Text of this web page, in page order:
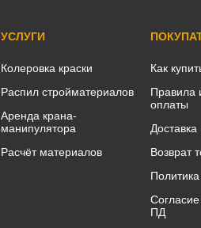
УСЛУГИ
Колеровка краски
Распил стройматериалов
Аренда крана-
манипулятора
Расчёт материалов
Как
Правила
оплаты
Возврат
ПД